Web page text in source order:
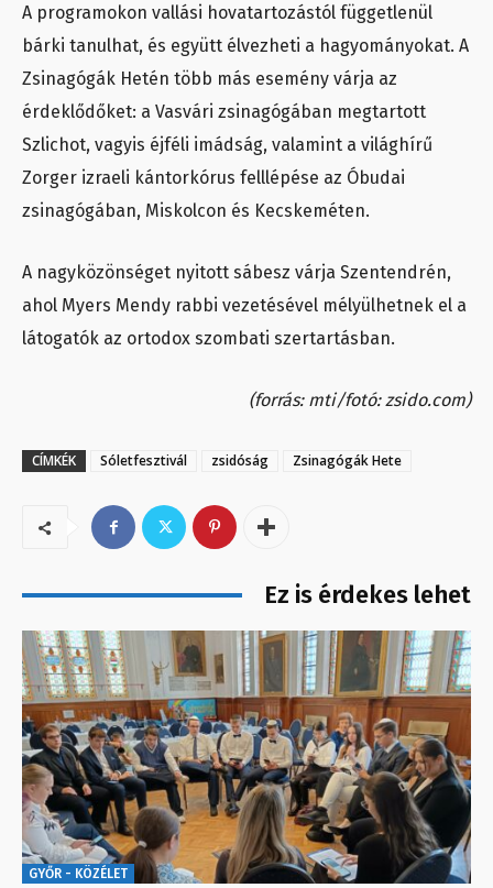
A programokon vallási hovatartozástól függetlenül
bárki tanulhat, és együtt élvezheti a hagyományokat. A
Zsinagógák Hetén több más esemény várja az
érdeklődőket: a Vasvári zsinagógában megtartott
Szlichot, vagyis éjféli imádság, valamint a világhírű
Zorger izraeli kántorkórus felllépése az Óbudai
zsinagógában, Miskolcon és Kecskeméten.
A nagyközönséget nyitott sábesz várja Szentendrén,
ahol Myers Mendy rabbi vezetésével mélyülhetnek el a
látogatók az ortodox szombati szertartásban.
(forrás: mti/fotó: zsido.com)
CÍMKÉK Sóletfesztivál zsidóság Zsinagógák Hete
Ez is érdekes lehet
GYŐR - KÖZÉLET